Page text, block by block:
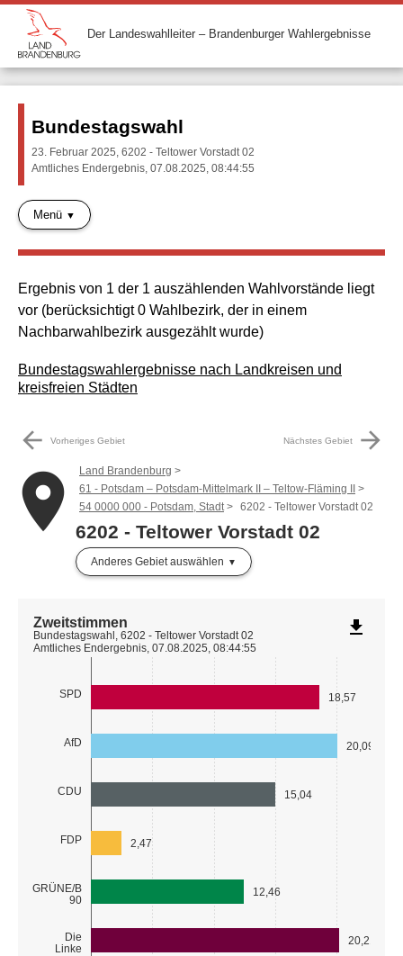
Der Landeswahlleiter – Brandenburger Wahlergebnisse
Bundestagswahl
23. Februar 2025, 6202 - Teltower Vorstadt 02
Amtliches Endergebnis, 07.08.2025, 08:44:55
Menü
Ergebnis von 1 der 1 auszählenden Wahlvorstände liegt
vor (berücksichtigt 0 Wahlbezirk, der in einem
Nachbarwahlbezirk ausgezählt wurde)
Bundestagswahlergebnisse nach Landkreisen und
kreisfreien Städten
arrow_back Vorheriges Gebiet Nächstes Gebiet arrow_forward
place
Land Brandenburg
61 - Potsdam – Potsdam-Mittelmark II – Teltow-Fläming II
54 0000 000 - Potsdam, Stadt
6202 - Teltower Vorstadt 02
6202 - Teltower Vorstadt 02
Anderes Gebiet auswählen
SPD
AfD
CDU
FDP
GRÜNE/B
90
Die
Linke
18,57
20,09
15,04
2,47
12,46
20,21
Zweitstimmen
Bundestagswahl, 6202 - Teltower Vorstadt 02
Amtliches Endergebnis, 07.08.2025, 08:44:55
file_download